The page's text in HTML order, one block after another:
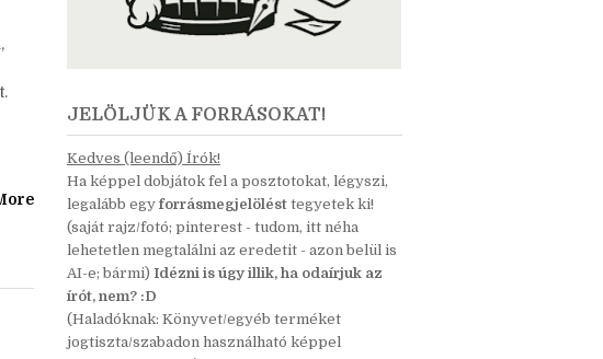
JELÖLJÜK A FORRÁSOKAT!
Kedves (leendő) Írók!
Ha képpel dobjátok fel a posztotokat, légyszi,
legalább egyforrásmegjelölésttegyetek ki!
(saját rajz/fotó; pinterest - tudom, itt néha
lehetetlen megtalálni az eredetit - azon belül is
AI-e; bármi)Idézni is úgy illik, ha odaírjuk az